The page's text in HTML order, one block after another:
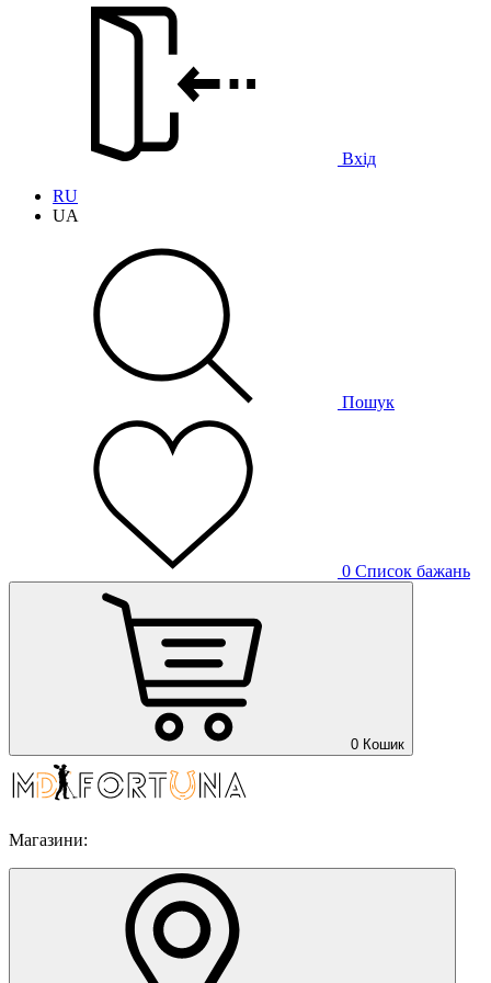
Вхід
RU
UA
Пошук
0 Список бажань
0 Кошик
Магазини: